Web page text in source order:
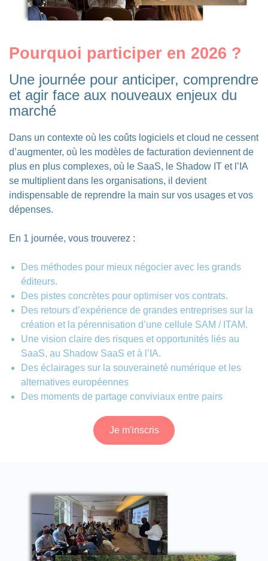
Pourquoi participer en 2026 ?
Une journée pour anticiper, comprendre
et agir face aux nouveaux enjeux du
marché
Dans un contexte où les coûts logiciels et cloud ne cessent
d’augmenter, où les modèles de facturation deviennent de
plus en plus complexes, où le SaaS, le Shadow IT et l’IA
se multiplient dans les organisations, il devient
indispensable de reprendre la main sur vos usages et vos
dépenses.
En 1 journée, vous trouverez :
Des méthodes pour mieux négocier avec les grands
éditeurs.
Des pistes concrètes pour optimiser vos contrats.
Des retours d’expérience de grandes entreprises sur la
création et la pérennisation d’une cellule SAM / ITAM.
Une vision claire des risques et opportunités liés au
SaaS, au Shadow SaaS et à l’IA.
Des éclairages sur la souveraineté numérique et les
alternatives européennes
Des moments de partage conviviaux entre pairs
Je m'inscris